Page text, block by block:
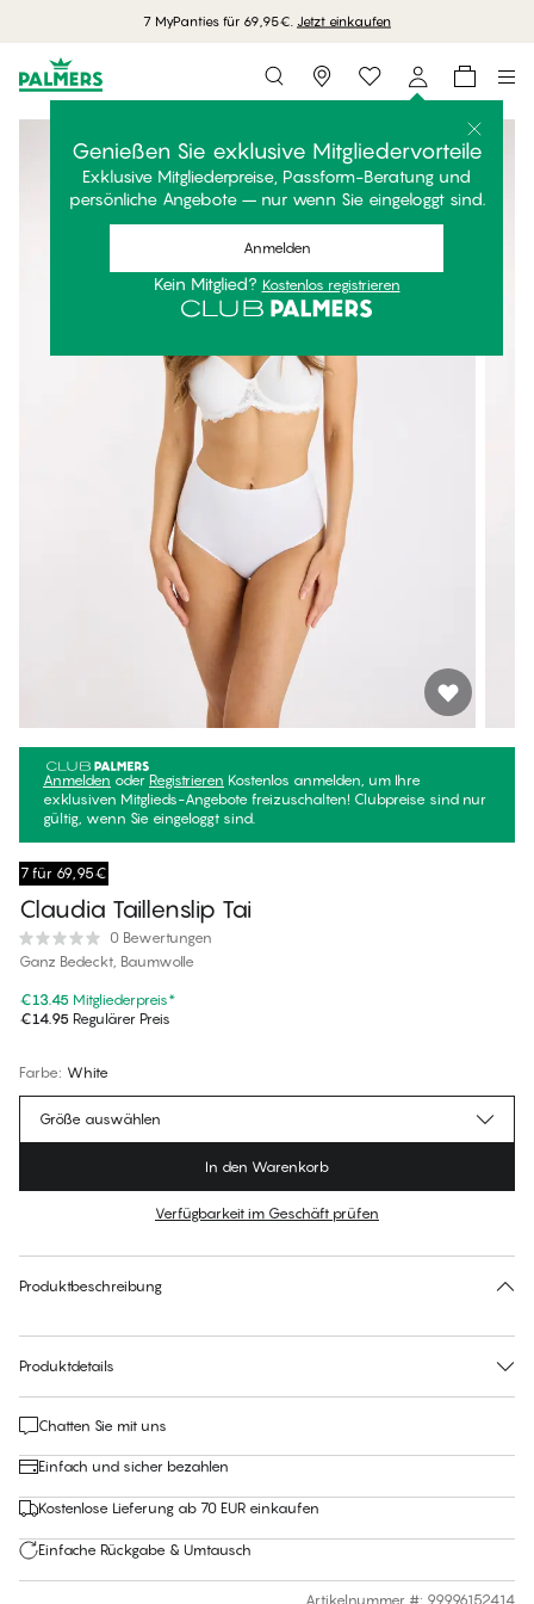
7 MyPanties für 69,95€. Jetzt einkaufen
Storefinder
Genießen Sie exklusive Mitgliedervorteile
Exklusive Mitgliederpreise, Passform-Beratung und
persönliche Angebote – nur wenn Sie eingeloggt sind.
Anmelden
Kein Mitglied? Kostenlos registrieren
Anmelden oder Registrieren Kostenlos anmelden, um Ihre
exklusiven Mitglieds-Angebote freizuschalten! Clubpreise sind nur
gültig, wenn Sie eingeloggt sind.
7 für 69,95€
Claudia Taillenslip Tai
0 Bewertungen
Ganz Bedeckt, Baumwolle
€13.45 Mitgliederpreis*
€14.95 Regulärer Preis
Farbe: White
Für diesen Artikel gibt es keine empfohlene Größe
Größe auswählen
In den Warenkorb
Verfügbarkeit im Geschäft prüfen
Produktbeschreibung
Produktdetails
Chatten Sie mit uns
Einfach und sicher bezahlen
Kostenlose Lieferung ab 70 EUR einkaufen
Einfache Rückgabe & Umtausch
Artikelnummer #: 99996152414